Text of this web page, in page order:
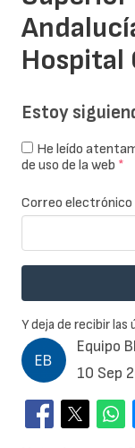
Equipo
10 Sep
Hospital
Estoy
He leído
de uso de la web *
Correo electrónico
Y deja de recibir